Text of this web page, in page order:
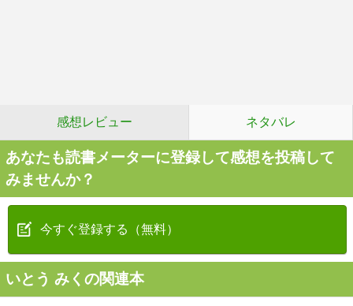
感想レビュー ネタバレ
あなたも読書メーターに登録して感想を投稿して
みませんか？
今すぐ登録する（無料）
いとう みくの関連本